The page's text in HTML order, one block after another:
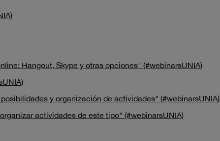
Hangout, Skype y otras opciones" (#webinarsUNIA)
y organización de actividades" (#webinarsUNIA)
actividades de este tipo" (#webinarsUNIA)